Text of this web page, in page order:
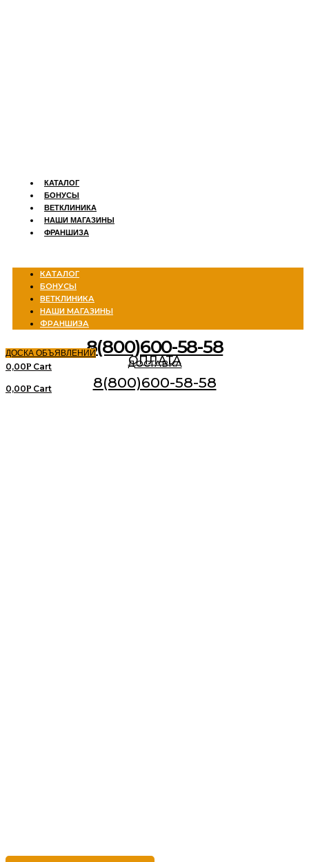
КАТАЛОГ
БОНУСЫ
ВЕТКЛИНИКА
НАШИ МАГАЗИНЫ
ФРАНШИЗА
КАТАЛОГ
БОНУСЫ
ВЕТКЛИНИКА
НАШИ МАГАЗИНЫ
ФРАНШИЗА
8(800)600-58-58
ДОСКА ОБЪЯВЛЕНИЙ
ДОСТАВКА
ОПЛАТА
0,00Р Cart
8(800)600-58-58
0,00Р Cart